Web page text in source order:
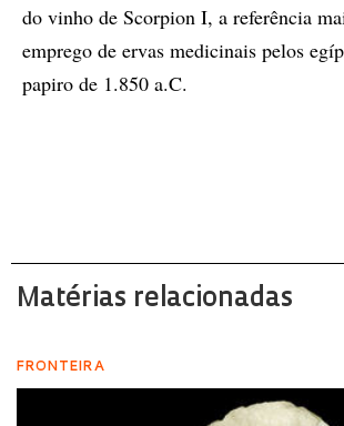
do vinho de Scorpion I, a referência
emprego de ervas medicinais pelos
papiro de 1.850 a.C.